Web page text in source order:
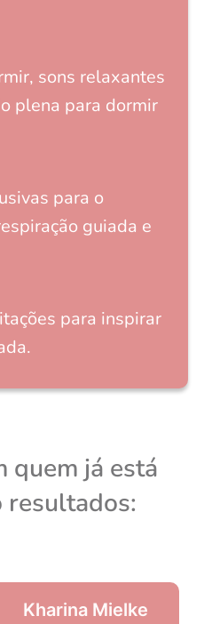
sons relaxantes
plena para dormir
para o
guiada e
para inspirar
quem já está
resultados:​
Kharina Mielke